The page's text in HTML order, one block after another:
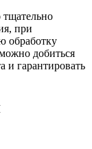
тщательно
при
обработку
добиться
и гарантировать